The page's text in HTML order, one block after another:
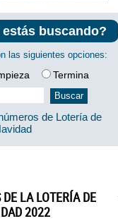
buscando?
las siguientes opciones:
Termina
de Lotería de
LA LOTERÍA DE
2022